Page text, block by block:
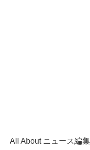
All About ニュース編